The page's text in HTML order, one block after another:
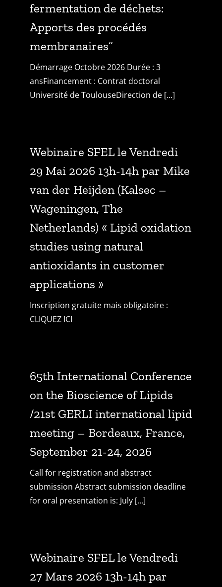
fermentation de déchets:
Apports des procédés
membranaires”
Démarrage Octobre 2026 Durée : 3
ansFinancement : Contrat doctoral
Université de ToulouseDirection de [...]
Webinaire SFEL le Vendredi
29 Mai 2026 13h-14h par Mike
van der Heijden (Kalsec –
Wageningen, The
Netherlands) « Lipid oxidation
studies using natural
antioxidants in customer
applications »
Inscription gratuite mais obligatoire :
CLIQUEZ ICI
65th International Conference
on the Bioscience of Lipids
/21st GERLI international lipid
meeting – Bordeaux, France,
September 21-24, 2026
Call for registration and abstract
submission Abstract submission deadline
for oral presentation is: July [...]
Webinaire SFEL le Vendredi
27 Mars 2026 13h-14h par